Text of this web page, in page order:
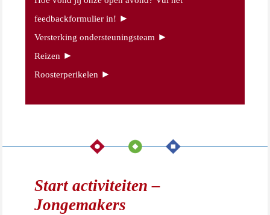
feedbackformulier in! ►
Versterking ondersteuningsteam►
Reizen►
Roosterperikelen►
Start activiteiten –
Jongemakers